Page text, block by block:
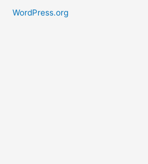
WordPress.org